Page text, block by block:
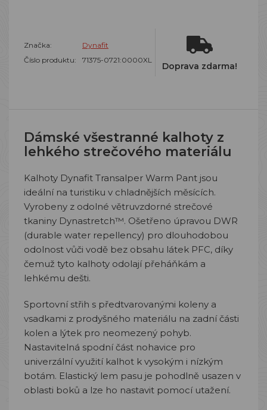
Značka:
Dynafit
Číslo produktu:
71375-0721:0000XL
Doprava zdarma!
Dámské všestranné kalhoty z
lehkého strečového materiálu
Kalhoty Dynafit Transalper Warm Pant jsou
ideální na turistiku v chladnějších měsících.
Vyrobeny z odolné větruvzdorné strečové
tkaniny Dynastretch™. Ošetřeno úpravou DWR
(durable water repellency) pro dlouhodobou
odolnost vůči vodě bez obsahu látek PFC, díky
čemuž tyto kalhoty odolají přeháňkám a
lehkému dešti.
Sportovní střih s předtvarovanými koleny a
vsadkami z prodyšného materiálu na zadní části
kolen a lýtek pro neomezený pohyb.
Nastavitelná spodní část nohavice pro
univerzální využití kalhot k vysokým i nízkým
botám. Elastický lem pasu je pohodlně usazen v
oblasti boků a lze ho nastavit pomocí utažení.